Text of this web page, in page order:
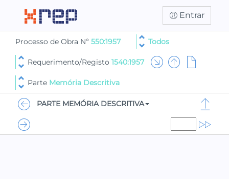
Entrar
Processo de Obra Nº 550:1957 Todos
Requerimento/Registo 1540:1957
Parte Memória Descritiva
PARTE MEMÓRIA DESCRITIVA